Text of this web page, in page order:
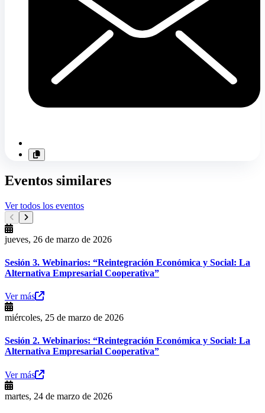
Eventos similares
Ver todos los eventos
jueves, 26 de marzo de 2026
Sesión 3. Webinarios: “Reintegración Económica y Social: La
Alternativa Empresarial Cooperativa”
Ver más
miércoles, 25 de marzo de 2026
Sesión 2. Webinarios: “Reintegración Económica y Social: La
Alternativa Empresarial Cooperativa”
Ver más
martes, 24 de marzo de 2026